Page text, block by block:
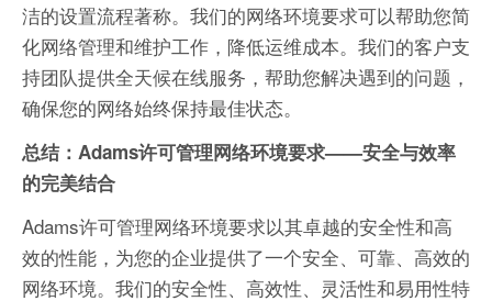
洁的设置流程著称。我们的网络环境要求可以帮助您简
化网络管理和维护工作，降低运维成本。我们的客户支
持团队提供全天候在线服务，帮助您解决遇到的问题，
确保您的网络始终保持最佳状态。
总结：Adams许可管理网络环境要求——安全与效率
的完美结合
Adams许可管理网络环境要求以其卓越的安全性和高
效的性能，为您的企业提供了一个安全、可靠、高效的
网络环境。我们的安全性、高效性、灵活性和易用性特